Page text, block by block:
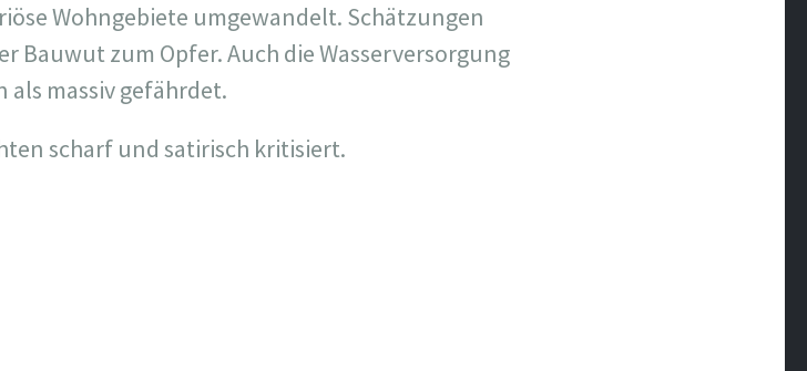
Wohngebiete umgewandelt. Schätzungen
Bauwut zum Opfer. Auch die Wasserversorgung
als massiv gefährdet.
scharf und satirisch kritisiert.